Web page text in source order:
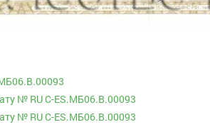
№ RU С-ES.МБ06.B.00093
№ RU С-ES.МБ06.B.00093